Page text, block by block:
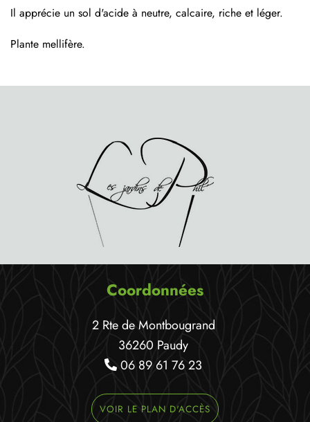
Il apprécie un sol d'acide à neutre, calcaire, riche et léger.
Plante mellifère.
Coordonnées
2 Rte de Montbougrand
36260 Paudy
06 89 61 76 23
VOIR LE PLAN D'ACCÈS